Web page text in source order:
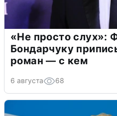
«Не просто слух»:
Бондарчуку
роман — с кем
6 августа 68